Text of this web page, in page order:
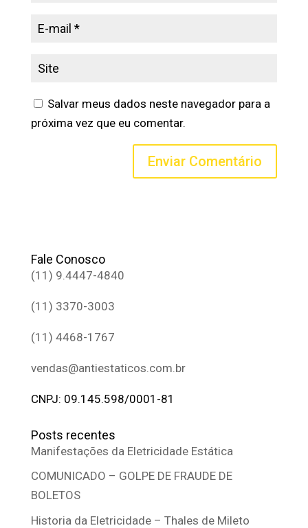
Salvar meus dados neste navegador para a
próxima vez que eu comentar.
Fale Conosco
(11) 9.4447-4840
(11) 3370-3003
(11) 4468-1767
vendas@antiestaticos.com.br
CNPJ: 09.145.598/0001-81
Posts recentes
Manifestações da Eletricidade Estática
COMUNICADO – GOLPE DE FRAUDE DE
BOLETOS
Historia da Eletricidade – Thales de Mileto